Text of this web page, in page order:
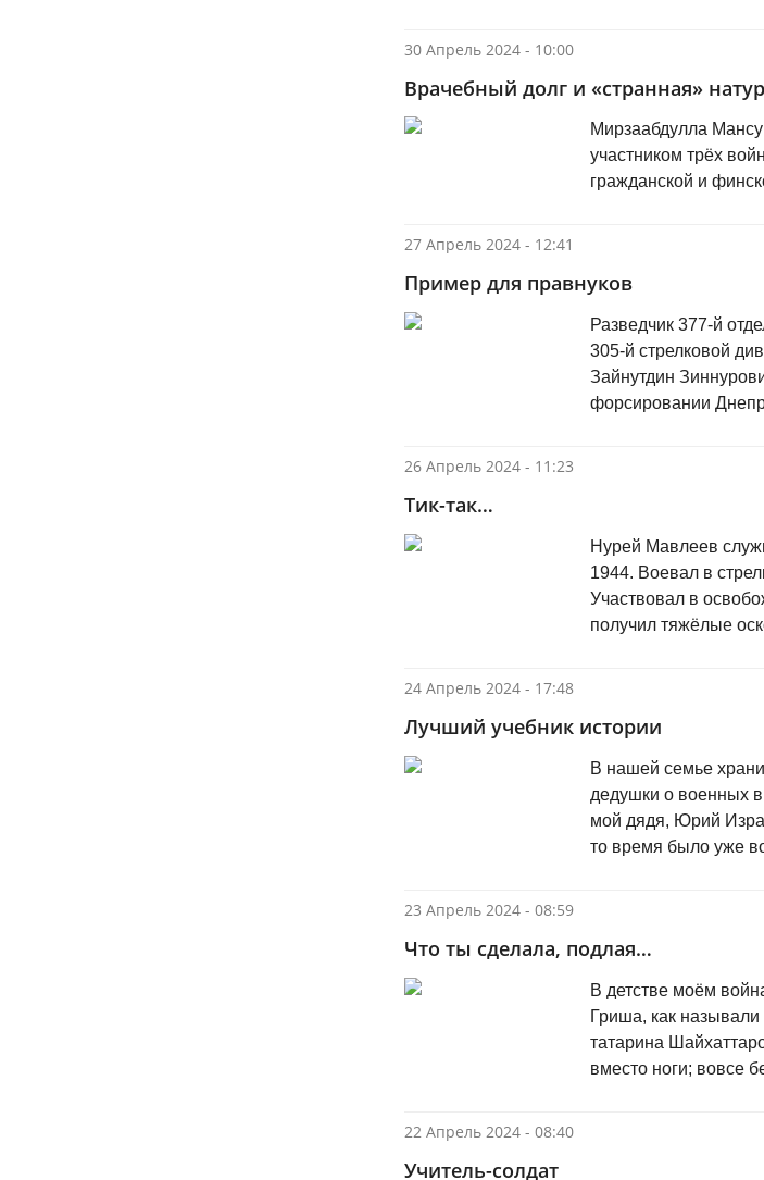
обрубки и
среди благополучия
30 Апрель 2024 - 10:00
Врачебный долг и «странная»
Мирзаабдулла
участником трёх
гражданской и
27 Апрель 2024 - 12:41
Пример для правнуков
Разведчик 377-й
305-й стрелковой
Зайнутдин
форсировании
Чехословакии от
26 Апрель 2024 - 11:23
Тик-так…
Нурей Мавлеев служил с декабря 1942 по сентябрь
1944. Воевал в
Участвовал в
получил тяжёлые
осколок навсегда
24 Апрель 2024 - 17:48
Лучший учебник истории
В нашей семье
дедушки о военных
мой дядя, Юрий
то время было уже
бумага передать
23 Апрель 2024 - 08:59
Что ты сделала, подлая…
В детстве моём
Гриша, как
татарина
вместо ноги; вовсе
самодельными
22 Апрель 2024 - 08:40
Учитель-солдат